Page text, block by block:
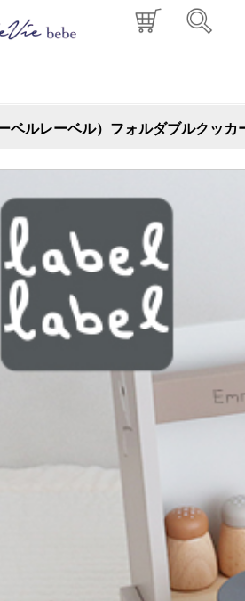
ベルレーベル）フォルダブルクッカ